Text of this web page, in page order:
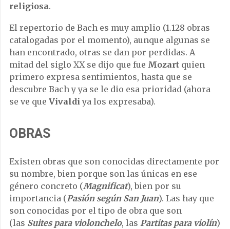
religiosa.
El repertorio de Bach es muy amplio (1.128 obras
catalogadas por el momento), aunque algunas se
han encontrado, otras se dan por perdidas. A
mitad del siglo XX se dijo que fue Mozart quien
primero expresa sentimientos, hasta que se
descubre Bach y ya se le dio esa prioridad (ahora
se ve que Vivaldi ya los expresaba).
OBRAS
Existen obras que son conocidas directamente por
su nombre, bien porque son las únicas en ese
género concreto (Magnificat), bien por su
importancia (Pasión según San Juan). Las hay que
son conocidas por el tipo de obra que son
(las Suites para violonchelo, las Partitas para violín)